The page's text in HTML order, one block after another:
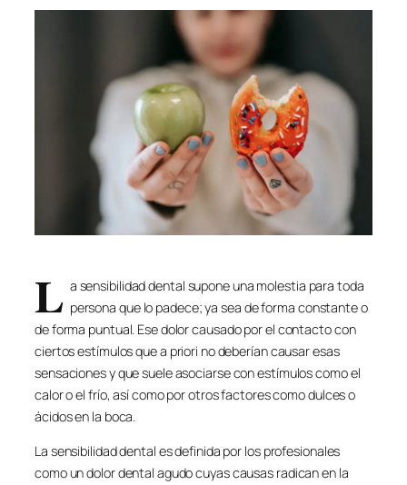
L a sensibilidad dental supone una molestia para toda
persona que lo padece; ya sea de forma constante o
de forma puntual. Ese dolor causado por el contacto con
ciertos estímulos que a priori no deberían causar esas
sensaciones y que suele asociarse con estímulos como el
calor o el frío, así como por otros factores como dulces o
ácidos en la boca.
La sensibilidad dental es definida por los profesionales
como un dolor dental agudo cuyas causas radican en la